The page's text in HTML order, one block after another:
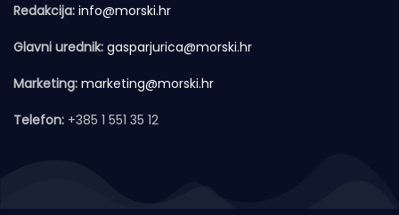
Redakcija: info@morski.hr
Glavni urednik: gasparjurica@morski.hr
Marketing: marketing@morski.hr
Telefon: +385 1 551 35 12